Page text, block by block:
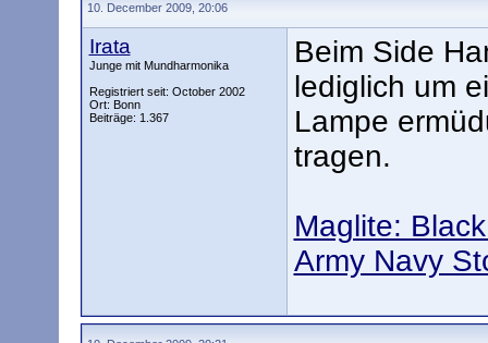
10. December 2009, 20:06
Irata
Junge mit Mundharmonika
Registriert seit: October 2002
Ort: Bonn
Beiträge: 1.367
Beim Side
lediglich um
Lampe
tragen.
Maglite:
Army Navy